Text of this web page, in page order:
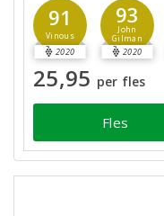
91
Vinous
2020
93
John
Gilman
2020
25,95 per fles
Fles